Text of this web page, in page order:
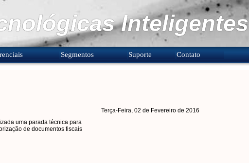
Inteligentes
Segmentos Suporte Contato
Terça-Feira, 02 de Fevereiro de 2016
uma parada técnica para
de documentos fiscais